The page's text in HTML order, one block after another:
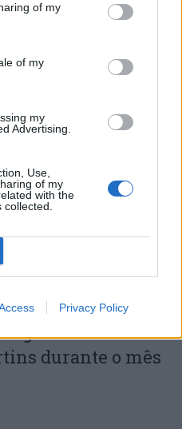
of my
of my
my
Advertising.
Use,
of my
with the
Privacy Policy
aproxima
trabalho
ao
durante o mês